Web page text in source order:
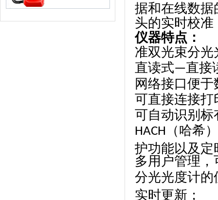
据和在线数
头的实时校
仪器特点：
准双光束分光
直读式—直接
网络接口便
可直接连接
可自动识别
HACH （哈希）
护功能以及定
多用户管理
分光光度计
实时更新；